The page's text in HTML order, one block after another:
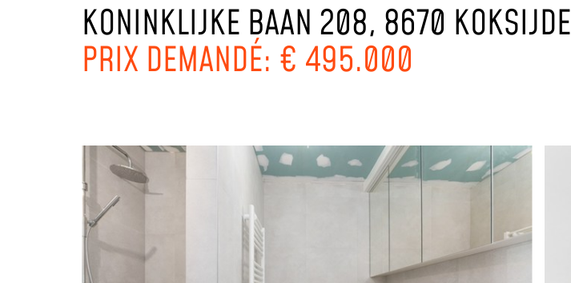
KONINKLIJKE BAAN 208, 8670 KOKSIJDE
PRIX DEMANDÉ: € 495.000